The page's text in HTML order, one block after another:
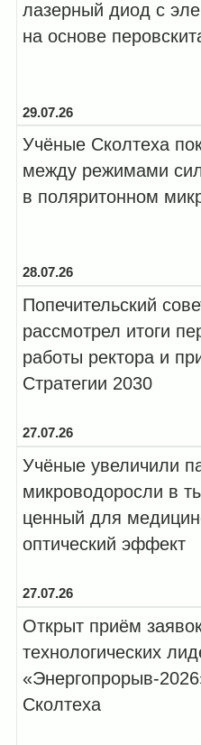
лазерный диод с
на основе
29.07.26
Учёные Сколтеха
между режимами
в поляритонном
28.07.26
Попечительский
рассмотрел итоги
работы ректора и
Стратегии 2030
27.07.26
Учёные увеличили
микроводоросли в
ценный для
оптический эффект
27.07.26
Открыт приём
технологических
«Энергопрорыв-
Сколтеха